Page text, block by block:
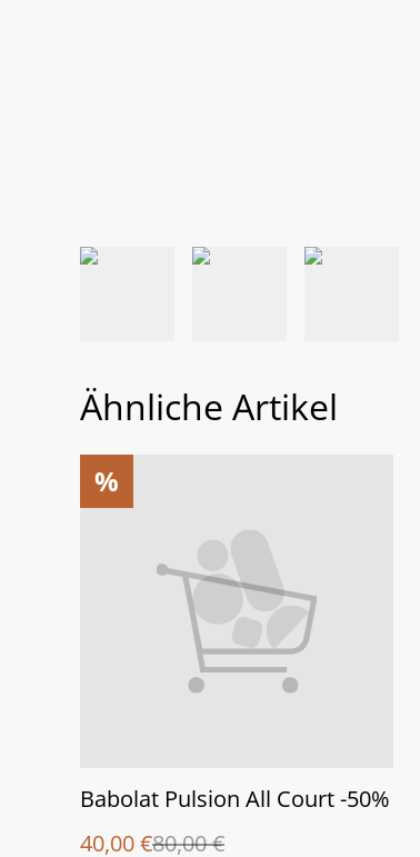
Ähnliche Artikel
%
Babolat Pulsion All Court -50%
40,00 €80,00 €